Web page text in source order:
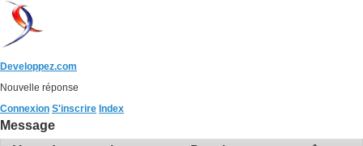
Developpez.com
Nouvelle réponse
Connexion S'inscrire Index
Message